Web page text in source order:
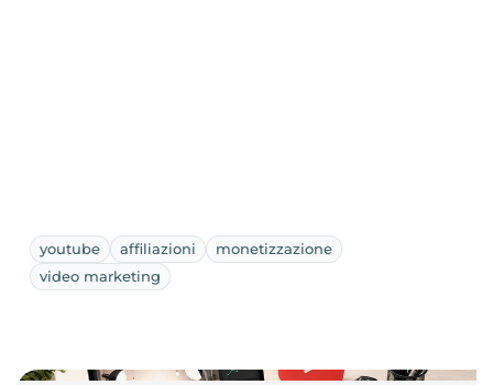
youtube affiliazioni
monetizzazione
video marketing